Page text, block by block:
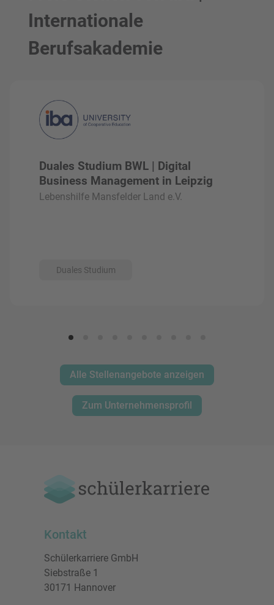
Internationale
Berufsakademie
Duales Studium BWL | Digital
Business Management in Leipzig
Lebenshilfe Mansfelder Land e.V.
Duales Studium
Alle Stellenangebote anzeigen
Zum Unternehmensprofil
Kontakt
Schülerkarriere GmbH
Siebstraße 1
30171 Hannover